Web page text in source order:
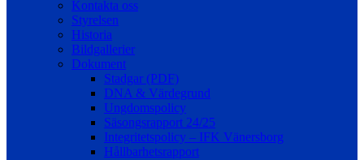
Kontakta oss
Styrelsen
Historia
Bildgallerier
Dokument
Stadgar (PDF)
DNA & Värdegrund
Ungdomspolicy
Säsongsrapport 24/25
Integritetspolicy – IFK Vänersborg
Hållbarhetsrapport